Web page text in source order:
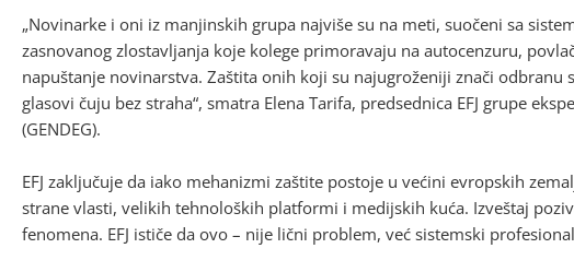
„Novinarke i oni iz manjinskih grupa najviše su na meti, suočeni sa
zasnovanog zlostavljanja koje kolege primoravaju na autocenzuru,
napuštanje novinarstva. Zaštita onih koji su najugroženiji znači odbranu
glasovi čuju bez straha“, smatra Elena Tarifa, predsednica EFJ grupe
(GENDEG).
EFJ zaključuje da iako mehanizmi zaštite postoje u većini evropskih
strane vlasti, velikih tehnoloških platformi i medijskih kuća. Izveštaj
fenomena. EFJ ističe da ovo – nije lični problem, već sistemski